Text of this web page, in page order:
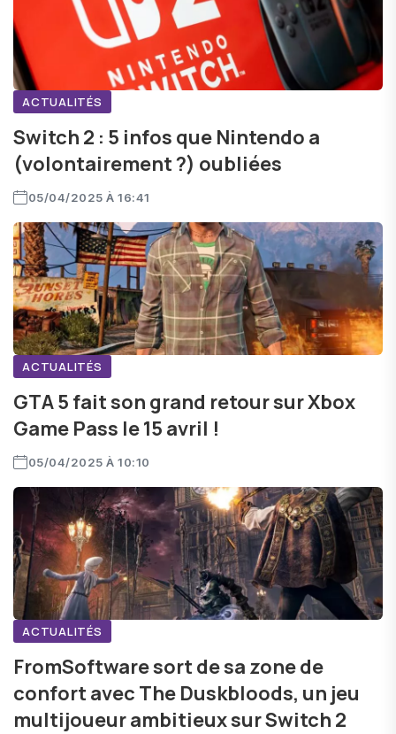
ACTUALITÉS
Switch 2 : 5 infos que Nintendo a
(volontairement ?) oubliées
05/04/2025 À 16:41
ACTUALITÉS
GTA 5 fait son grand retour sur Xbox
Game Pass le 15 avril !
05/04/2025 À 10:10
ACTUALITÉS
FromSoftware sort de sa zone de
confort avec The Duskbloods, un jeu
multijoueur ambitieux sur Switch 2